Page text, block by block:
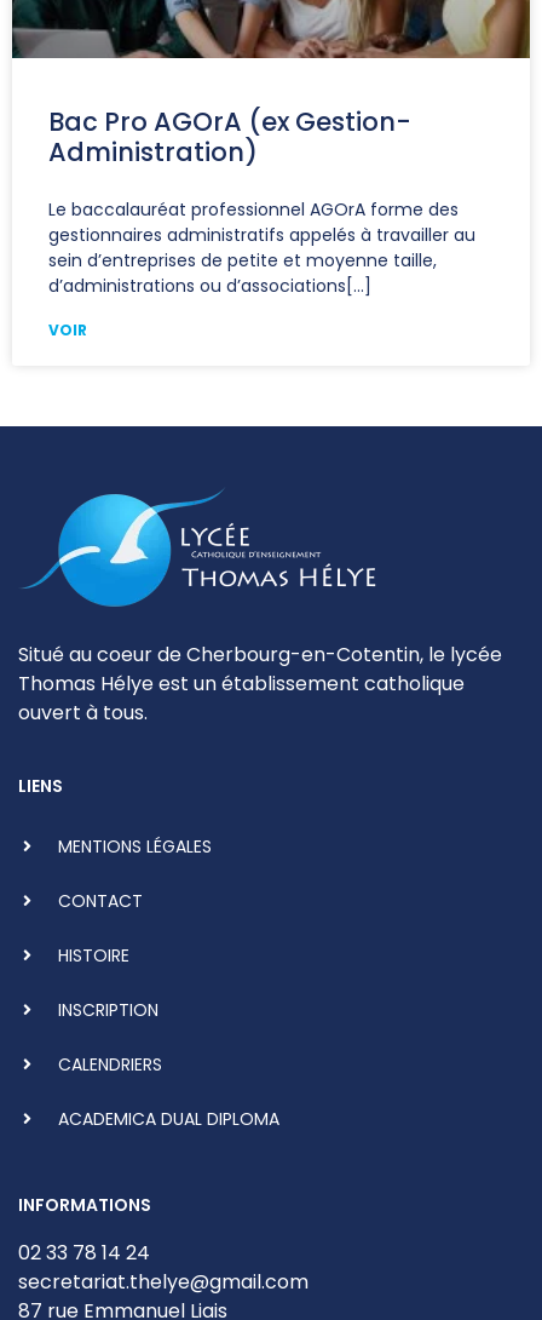
Bac Pro AGOrA (ex Gestion-
Administration)
Le baccalauréat professionnel AGOrA forme des
gestionnaires administratifs appelés à travailler au
sein d’entreprises de petite et moyenne taille,
d’administrations ou d’associations
VOIR
Situé au coeur de Cherbourg-en-Cotentin, le lycée
Thomas Hélye est un établissement catholique
ouvert à tous.
LIENS
MENTIONS LÉGALES
CONTACT
HISTOIRE
INSCRIPTION
CALENDRIERS
ACADEMICA DUAL DIPLOMA
INFORMATIONS
02 33 78 14 24
secretariat.thelye@gmail.com
87 rue Emmanuel Liais